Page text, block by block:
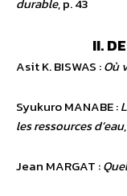
durable, p. 43
II.
Asit K. BISWAS :Où
Syukuro MANABE :
les ressources d’eau
Jean MARGAT :